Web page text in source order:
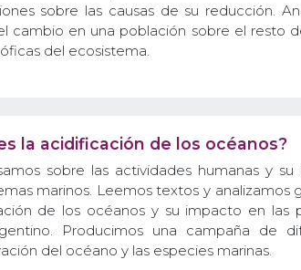
sobre las causas de su reducción.
cambio en una población sobre el resto
del ecosistema.
la acidificación de los océanos?
sobre las actividades humanas y
marinos. Leemos textos y analizamos
de los océanos y su impacto en las
Producimos una campaña de
del océano y las especies marinas.